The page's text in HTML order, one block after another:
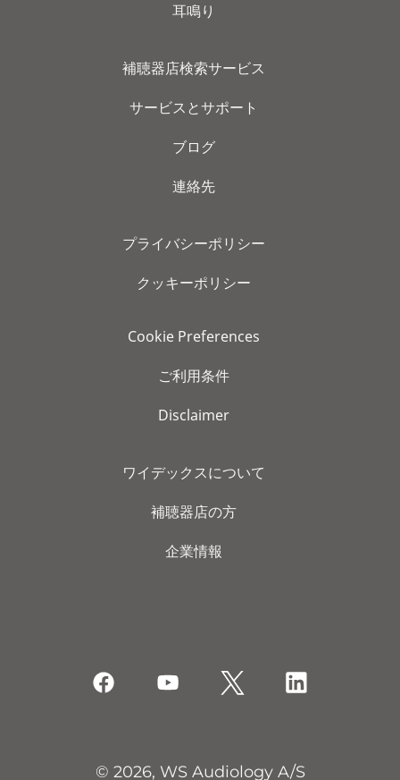
耳鳴り
補聴器店検索サービス
サービスとサポート
ブログ
連絡先
プライバシーポリシー
クッキーポリシー
Cookie Preferences
ご利用条件
Disclaimer
ワイデックスについて
補聴器店の方
企業情報
© 2026, WS Audiology A/S